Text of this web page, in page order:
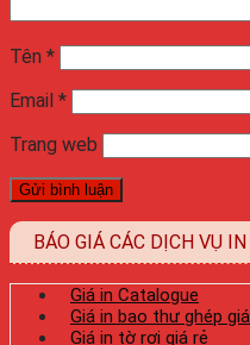
Tên *
Email *
Trang web
BÁO GIÁ CÁC DỊCH VỤ IN
Giá in Catalogue
Giá in bao thư ghép
Giá in tờ rơi giá rẻ